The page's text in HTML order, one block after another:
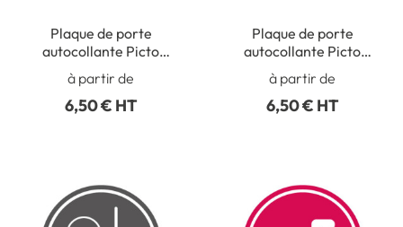
Plaque de porte
autocollante Picto
Toilettes Homme
Handicapé - Vinyle
adhésif
à partir de
6,50 € HT
Plaque de porte
autocollante Picto
Douche - Vinyle adhésif
à partir de
6,50 € HT